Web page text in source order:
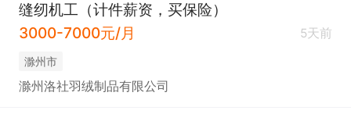
缝纫机工（计件薪资，买保险）
3000-7000元/月
5天前
滁州市
滁州洛社羽绒制品有限公司